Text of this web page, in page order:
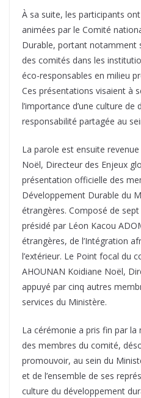
À sa suite, les participants
animées par le Comité
Durable, portant notamment
des comités dans les
éco-responsables en milieu
Ces présentations visaient à
l’importance d’une culture de
responsabilité partagée au
La parole est ensuite
Noël, Directeur des Enjeux
présentation officielle des
Développement Durable du
étrangères. Composé de
présidé par Léon Kacou
étrangères, de l’Intégration
l’extérieur. Le Point focal du
AHOUNAN Koidiane Noël,
appuyé par cinq autres
services du Ministère.
La cérémonie a pris fin par
des membres du comité,
promouvoir, au sein du
et de l’ensemble de ses
culture du développement